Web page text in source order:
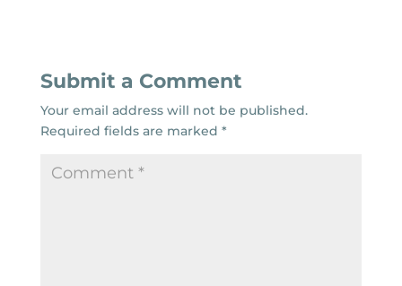
Submit a Comment
Your email address will not be published.
Required fields are marked *